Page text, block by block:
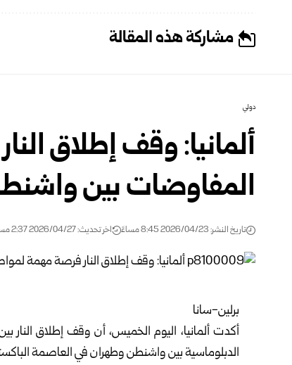
مشاركة هذه المقالة
دولي
ألمانيا: وقف إطلاق
المفاوضات بين
تاريخ النشر: 2026/04/23 8:45 مساءً اخر تحديث: 2026/04/27 2:37 مساءً
برلين-سانا
أكدت ألمانيا، اليوم الخميس، أن وقف إطلاق النار
الدبلوماسية بين واشنطن وطهران في العاصمة